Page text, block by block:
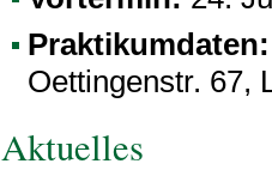
Praktikumdaten:
Oettingenstr. 67,
Aktuelles